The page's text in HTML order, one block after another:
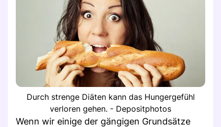
Durch strenge Diäten kann das Hungergefühl
verloren gehen. - Depositphotos
Wenn wir einige der gängigen Grundsätze